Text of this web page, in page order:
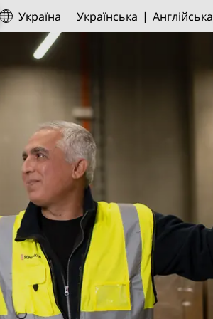
Україна Українська Англійська